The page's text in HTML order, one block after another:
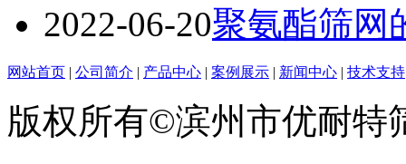
2022-06-20聚氨酯筛网
网站首页 | 公司简介 | 产品中心 | 案例展示 | 新闻中心 | 技术支持
版权所有©滨州市优耐特